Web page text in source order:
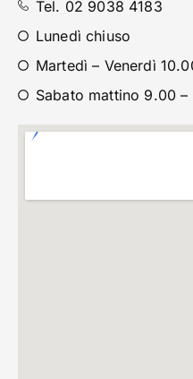
Tel. 02 9038 4183
Lunedì chiuso
Martedì – Venerdì
Sabato mattino 9.00 –